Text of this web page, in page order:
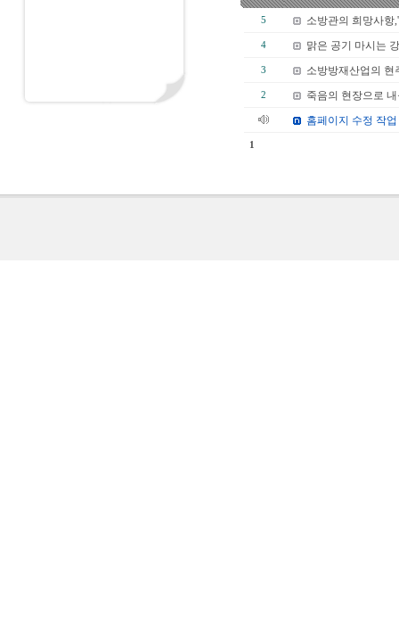
5 소방관의 희망사항
4 맑은 공기 마시는
3 소방방재산업의 현
2
죽음의 현장으로
홈페이지 수정 작
1